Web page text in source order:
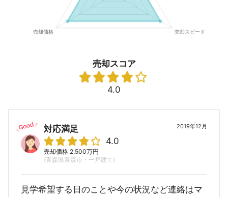
売却スコア
4.0
2019年12月
対応満足
4.0
売却価格 2,500万円
(青森県青森市・一戸建て)
見学希望する日のことや今の状況など連絡はマ